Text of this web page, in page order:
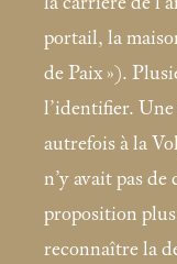
portail, la
de Paix »).
l’identifier.
autrefois à la
n’y avait pas
proposition
reconnaître la